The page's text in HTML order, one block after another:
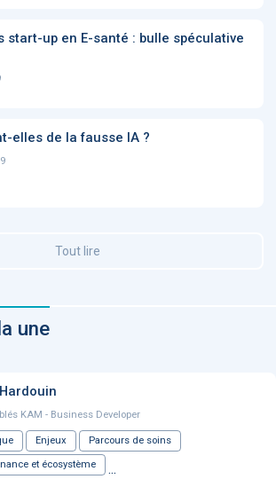
start-up en E-santé : bulle spéculative
elles de la fausse IA ?
Tout lire
une
KAM - Business Developer
Enjeux Parcours de soins
et écosystème ...